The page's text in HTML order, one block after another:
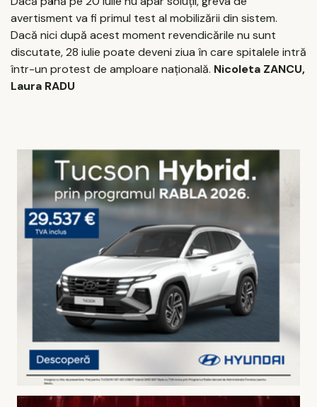
avertisment va fi primul test al mobilizării din sistem.
Dacă nici după acest moment revendicările nu sunt
discutate, 28 iulie poate deveni ziua în care spitalele intră
într-un protest de amploare națională. Nicoleta ZANCU,
Laura RADU